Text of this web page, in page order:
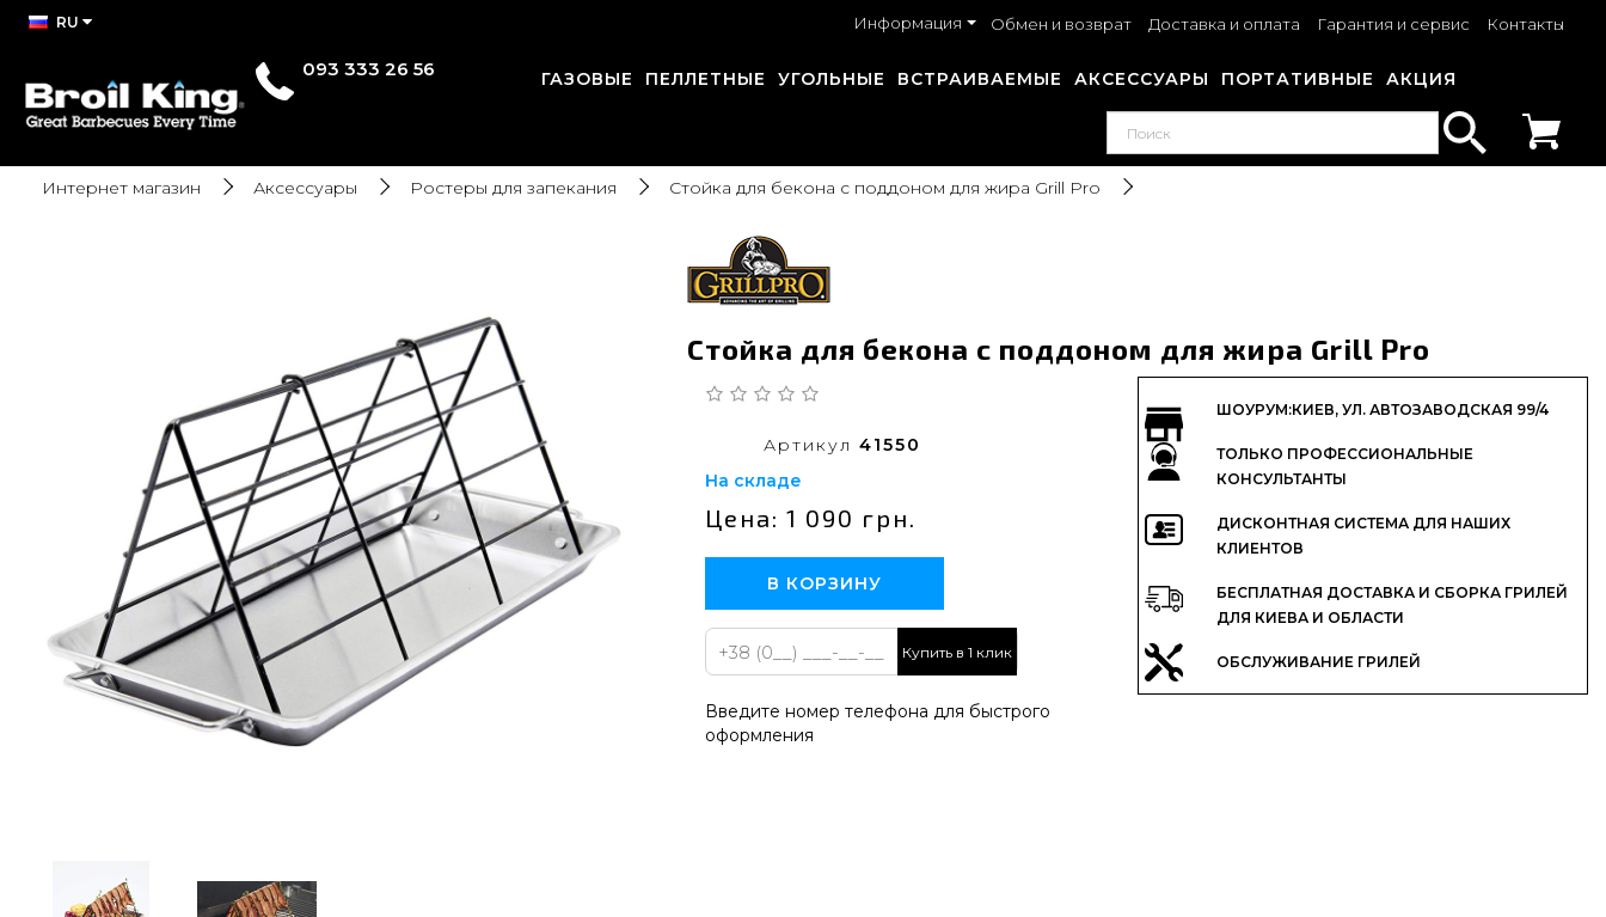
RU Информация Обмен и возврат Доставка и оплата Гарантия и сервис Контакты
093 333 26 56 ГАЗОВЫЕ ПЕЛЛЕТНЫЕ УГОЛЬНЫЕ ВСТРАИВАЕМЫЕ АКСЕССУАРЫ ПОРТАТИВНЫЕ АКЦИЯ
Интернет магазин Аксессуары Ростеры для запекания Стойка для бекона с поддоном для жира Grill Pro
Стойка для бекона с поддоном для жира Grill Pro
Артикул 41550
На складе
Цена: 1 090 грн.
В КОРЗИНУ
Купить в 1 клик
Введите номер телефона для быстрого
оформления
ШОУРУМ:КИЕВ, УЛ. АВТОЗАВОДСКАЯ 99/4
ТОЛЬКО ПРОФЕССИОНАЛЬНЫЕ
КОНСУЛЬТАНТЫ
ДИСКОНТНАЯ СИСТЕМА ДЛЯ НАШИХ
КЛИЕНТОВ
БЕСПЛАТНАЯ ДОСТАВКА И СБОРКА ГРИЛЕЙ
ДЛЯ КИЕВА И ОБЛАСТИ
ОБСЛУЖИВАНИЕ ГРИЛЕЙ